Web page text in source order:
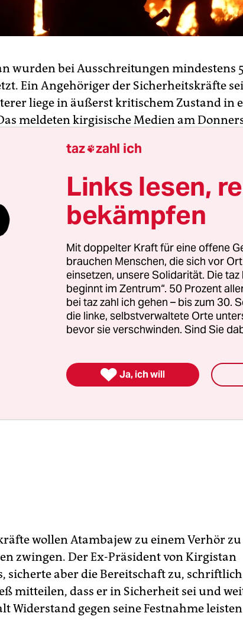
wurden bei Ausschreitungen mindestens
Ein Angehöriger der Sicherheitskräfte
liege in äußerst kritischem Zustand in
meldeten kirgisische Medien am
Auseinandersetzungen kam es bei der
Präsidenten Almasbek Atambajew
anderem Korruptionsvorwürfen
wollten der Agentur Akipress
Staatsoberhauptes stürmen. In dem Dorf
hätten sich etwa 1.000
in den Weg gestellt. Atambajews
und Autos Barrikaden errichtet.
wollen Atambajew zu einem Verhör
zwingen. Der Ex-Präsident von Kirgistan
sicherte aber die Bereitschaft zu,
mitteilen, dass er in Sicherheit sei und
Widerstand gegen seine Festnahme
taz zahl ich
Links lesen,
bekämpfen
Mit doppelter Kraft für eine offene
brauchen Menschen, die sich vor
einsetzen, unsere Solidarität. Die
beginnt im Zentrum“. 50 Prozent
bei taz zahl ich gehen – bis zum 30.
die linke, selbstverwaltete Orte
bevor sie verschwinden. Sind Sie
 Ja, ich will